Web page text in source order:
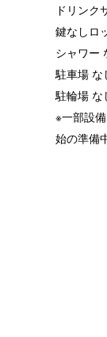
ドリンク
鍵なしロ
シャワー
駐車場 な
駐輪場 な
※一部設
始の準備中